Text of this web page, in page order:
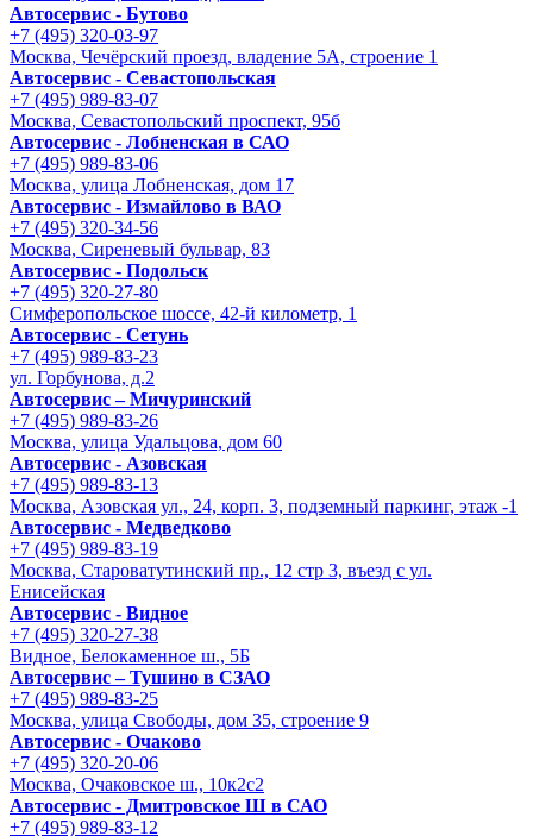
Автосервис - Бутово
+7 (495) 320-03-97
Москва, Чечёрский проезд, владение 5А, строение 1
Автосервис - Cевастопольская
+7 (495) 989-83-07
Москва, Севастопольский проспект, 95б
Автосервис - Лобненская в САО
+7 (495) 989-83-06
Москва, улица Лобненская, дом 17
Автосервис - Измайлово в ВАО
+7 (495) 320-34-56
Москва, Сиреневый бульвар, 83
Автосервис - Подольск
+7 (495) 320-27-80
Симферопольское шоссе, 42-й километр, 1
Автосервис - Сетунь
+7 (495) 989-83-23
ул. Горбунова, д.2
Автосервис – Мичуринский
+7 (495) 989-83-26
Москва, улица Удальцова, дом 60
Автосервис - Азовская
+7 (495) 989-83-13
Москва, Азовская ул., 24, корп. 3, подземный паркинг, этаж -1
Автосервис - Медведково
+7 (495) 989-83-19
Москва, Староватутинский пр., 12 стр 3, въезд с ул.
Енисейская
Автосервис - Видное
+7 (495) 320-27-38
Видное, Белокаменное ш., 5Б
Автосервис – Тушино в СЗАО
+7 (495) 989-83-25
Москва, улица Свободы, дом 35, строение 9
Автосервис - Очаково
+7 (495) 320-20-06
Москва, Очаковское ш., 10к2с2
Автосервис - Дмитровское Ш в САО
+7 (495) 989-83-12